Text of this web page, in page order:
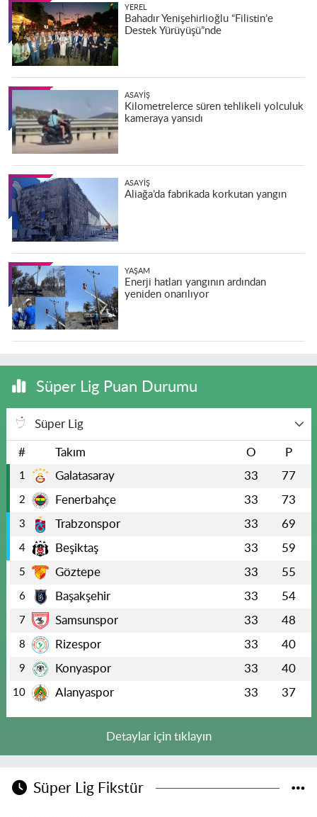
YEREL
Bahadır Yenişehirlioğlu “Filistin’e
Destek Yürüyüşü”nde
ASAYIŞ
Kilometrelerce süren tehlikeli yolculuk
kameraya yansıdı
ASAYIŞ
Aliağa’da fabrikada korkutan yangın
YAŞAM
Enerji hatları yangının ardından
yeniden onarılıyor
Süper Lig Puan Durumu
Süper Lig
# Takım O P
1 Galatasaray 33 77
2 Fenerbahçe 33 73
3 Trabzonspor 33 69
4 Beşiktaş 33 59
5 Göztepe 33 55
6 Başakşehir 33 54
7 Samsunspor 33 48
8 Rizespor 33 40
9 Konyaspor 33 40
10 Alanyaspor 33 37
Detaylar için tıklayın
Süper Lig Fikstür